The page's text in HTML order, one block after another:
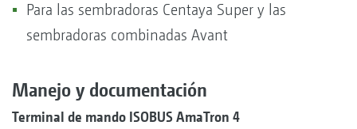
Para las sembradoras Centaya Super y las
sembradoras combinadas Avant
Manejo y documentación
Terminal de mando ISOBUS AmaTron 4